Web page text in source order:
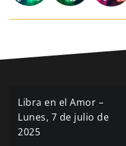
de
Libra en el Amor –
Lunes, 7 de julio de
2025